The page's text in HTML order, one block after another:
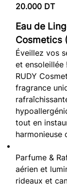
20.000 DT
Eau de
Cosmetics
Éveillez vos
et ensoleillée
RUDY
fragrance
tout en
harmonieuse
Parfume &
aérien et
rideaux et